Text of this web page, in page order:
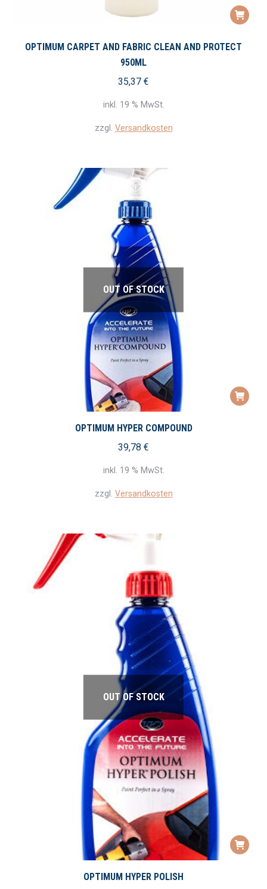
OPTIMUM CARPET AND FABRIC CLEAN AND PROTECT
950ML
35,37 €
inkl. 19 % MwSt.
zzgl. Versandkosten
OUT OF STOCK
OPTIMUM HYPER COMPOUND
39,78 €
inkl. 19 % MwSt.
zzgl. Versandkosten
OUT OF STOCK
OPTIMUM HYPER POLISH